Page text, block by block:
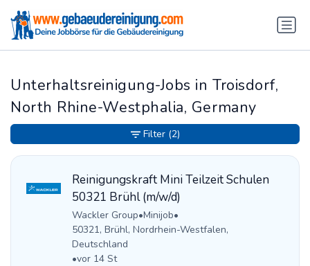
Unterhaltsreinigung-Jobs in Troisdorf,
North Rhine-Westphalia, Germany
Reinigungskraft Mini Teilzeit Schulen
50321 Brühl (m/w/d)
Wackler Group•Minijob•
50321, Brühl, Nordrhein-Westfalen,
Deutschland
•vor 14 St
Filter (2)